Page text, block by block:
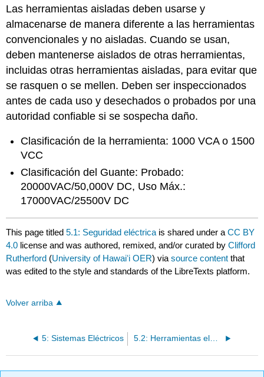
Las herramientas aisladas deben usarse y
almacenarse de manera diferente a las herramientas
convencionales y no aisladas. Cuando se usan,
deben mantenerse aislados de otras herramientas,
incluidas otras herramientas aisladas, para evitar que
se rasquen o se mellen. Deben ser inspeccionados
antes de cada uso y desechados o probados por una
autoridad confiable si se sospecha daño.
Clasificación de la herramienta: 1000 VCA o 1500
VCC
Clasificación del Guante: Probado:
20000VAC/50,000V DC, Uso Máx.:
17000VAC/25500V DC
This page titled5.1: Seguridad eléctrica is shared under aCC BY
4.0 license and was authored, remixed, and/or curated byClifford
Rutherford (University of Hawaiʻi OER) viasource content that
was edited to the style and standards of the LibreTexts platform.
Volver arriba
5: Sistemas Eléctricos 5.2: Herramientas eléctricas y equipos de prueba